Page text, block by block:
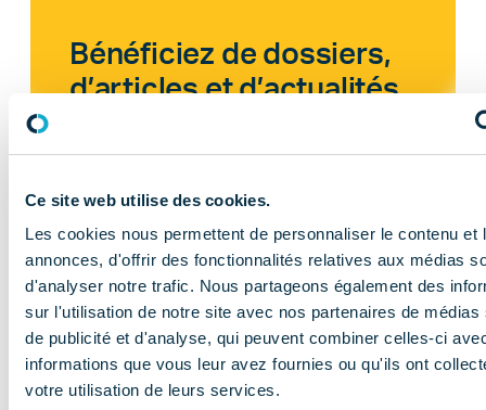
Ce site web utilise des cookies.
Les cookies nous permettent de personnaliser le contenu et
annonces, d'offrir des fonctionnalités relatives aux médias
d'analyser notre trafic. Nous partageons également des
sur l'utilisation de notre site avec nos partenaires de médias
de publicité et d'analyse, qui peuvent combiner celles-ci
informations que vous leur avez fournies ou qu'ils ont
votre utilisation de leurs services.
Bénéficiez de dossiers,
d’articles et d’actualités
Des conseils et des outils spécifiques
Des relais facilités auprès des autorités et
partenaires
Un espace dédié et sécurisé ou vous
pourrez retrouver tous vos contenus !